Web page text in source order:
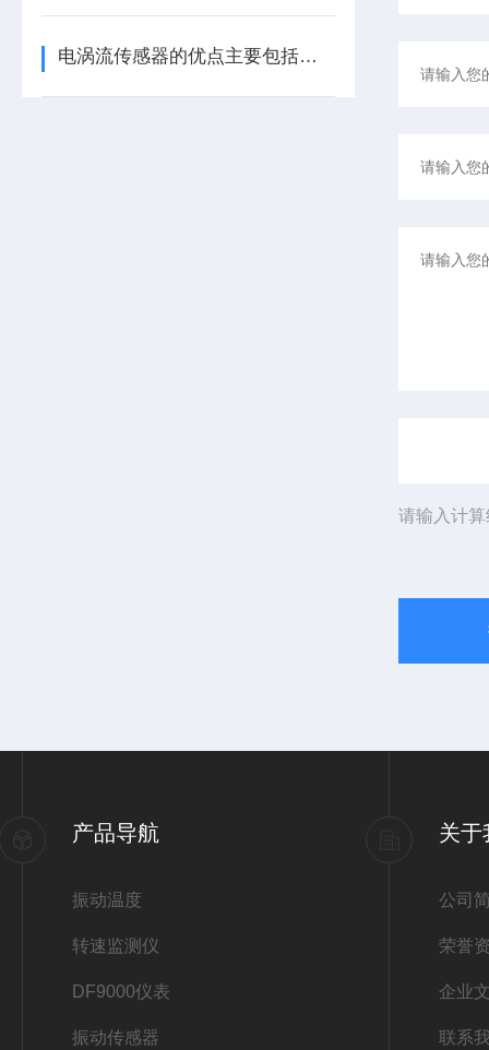
电涡流传感器的优点主要包括哪几点？
请输入计
产品导航
振动温度
转速监测仪
DF9000仪表
振动传感器
关于
公司
荣誉
企业
联系